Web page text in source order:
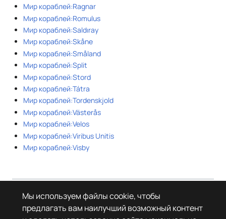
Мир кораблей:Ragnar
Мир кораблей:Romulus
Мир кораблей:Saldıray
Мир кораблей:Skåne
Мир кораблей:Småland
Мир кораблей:Split
Мир кораблей:Stord
Мир кораблей:Tátra
Мир кораблей:Tordenskjold
Мир кораблей:Västerås
Мир кораблей:Velos
Мир кораблей:Viribus Unitis
Мир кораблей:Visby
Страница в последний раз была отредактирована 16 марта 2026 года
в 16:44.
© Леста Игры, 2022–2026. Игры «Мир танков», «Мир кораблей», Tanks
Мы используем файлы cookie, чтобы
предлагать вам наилучший возможный контент